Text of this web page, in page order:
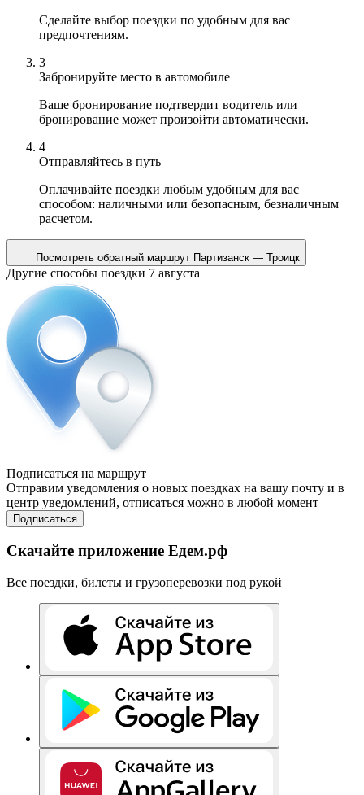
Сделайте выбор поездки по удобным для вас
предпочтениям.
3
Забронируйте место в автомобиле
Ваше бронирование подтвердит водитель или
бронирование может произойти автоматически.
4
Отправляйтесь в путь
Оплачивайте поездки любым удобным для вас
способом: наличными или безопасным, безналичным
расчетом.
Посмотреть обратный маршрут Партизанск — Троицк
Другие способы поездки 7 августа
Подписаться на маршрут
Отправим уведомления о новых поездках на вашу почту и в
центр уведомлений, отписаться можно в любой момент
Подписаться
Скачайте приложение Едем.рф
Все поездки, билеты и грузоперевозки под рукой